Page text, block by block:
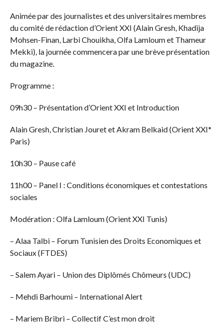
Animée par des journalistes et des universitaires membres
du comité de rédaction d’Orient XXI (Alain Gresh, Khadija
Mohsen-Finan, Larbi Chouikha, Olfa Lamloum et Thameur
Mekki), la journée commencera par une brève présentation
du magazine.
Programme :
09h30 – Présentation d’Orient XXI et Introduction
Alain Gresh, Christian Jouret et Akram Belkaid (Orient XXI*
Paris)
10h30 – Pause café
11h00 – Panel I : Conditions économiques et contestations
sociales
Modération : Olfa Lamloum (Orient XXI Tunis)
– Alaa Talbi – Forum Tunisien des Droits Economiques et
Sociaux (FTDES)
– Salem Ayari – Union des Diplômés Chômeurs (UDC)
– Mehdi Barhoumi – International Alert
– Mariem Bribri – Collectif C’est mon droit